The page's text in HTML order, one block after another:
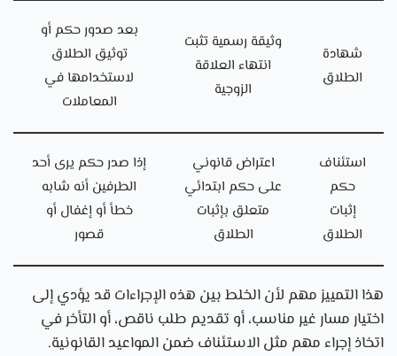
شهادة
الطلاق
وثيقة رسمية تثبت
انتهاء العلاقة
الزوجية
بعد صدور حكم أو
توثيق الطلاق
لاستخدامها في
المعاملات
استئناف
حكم
إثبات
الطلاق
اعتراض قانوني
على حكم ابتدائي
متعلق بإثبات
الطلاق
إذا صدر حكم يرى أحد
الطرفين أنه شابه
خطأ أو إغفال أو
قصور
هذا التمييز مهم لأن الخلط بين هذه الإجراءات قد يؤدي إلى
اختيار مسار غير مناسب، أو تقديم طلب ناقص، أو التأخر في
اتخاذ إجراء مهم مثل الاستئناف ضمن المواعيد القانونية.